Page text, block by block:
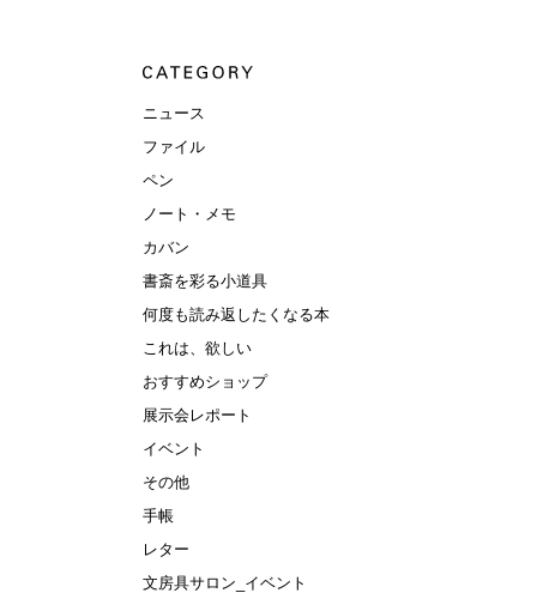
ニュース
ファイル
ペン
ノート・メモ
カバン
書斎を彩る小道具
何度も読み返したくなる本
これは、欲しい
おすすめショップ
展示会レポート
イベント
その他
手帳
レター
文房具サロン_イベント